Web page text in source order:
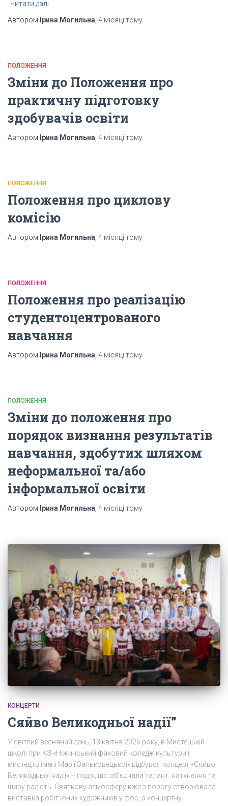
Читати далі
Автором Ірина Могильна 4 місяці тому
ПОЛОЖЕННЯ
Зміни до Положення про
практичну підготовку
здобувачів освіти
Автором Ірина Могильна 4 місяці тому
ПОЛОЖЕННЯ
Положення про циклову
комісію
Автором Ірина Могильна 4 місяці тому
ПОЛОЖЕННЯ
Положення про реалізацію
студентоцентрованого
навчання
Автором Ірина Могильна 4 місяці тому
ПОЛОЖЕННЯ
Зміни до положення про
порядок визнання результатів
навчання, здобутих шляхом
неформальної та/або
інформальної освіти
Автором Ірина Могильна 4 місяці тому
КОНЦЕРТИ
Сяйво Великодньої надії”
У світлий весняний день, 13 квітня 2026 року, в Мистецькій
школі при КЗ «Ніжинський фаховий коледж культури і
мистецтв імені Марії Заньковецької» відбувся концерт «Сяйво
Великодньої надії» – подія, що об’єднала талант, натхнення та
щиру радість. Святкову атмосферу вже з порогу створювала
виставка робіт юних художників у фоє, а концертну